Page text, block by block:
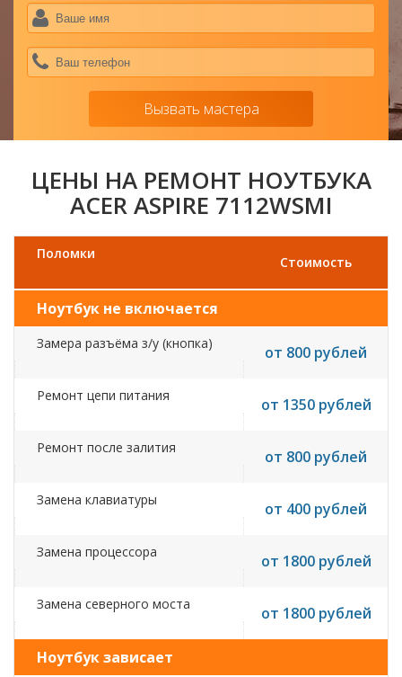
Вызвать мастера
ЦЕНЫ НА РЕМОНТ НОУТБУКА
ACER ASPIRE 7112WSMI
Поломки
Стоимость
Ноутбук не включается
Замера разъёма з/у (кнопка) от 800 рублей
Ремонт цепи питания от 1350 рублей
Ремонт после залития от 800 рублей
Замена клавиатуры от 400 рублей
Замена процессора от 1800 рублей
Замена северного моста от 1800 рублей
Ноутбук зависает